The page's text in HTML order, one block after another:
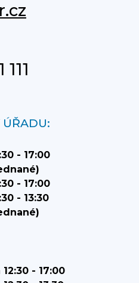
- 17:00
- 17:00
- 13:30
12:30 - 17:00